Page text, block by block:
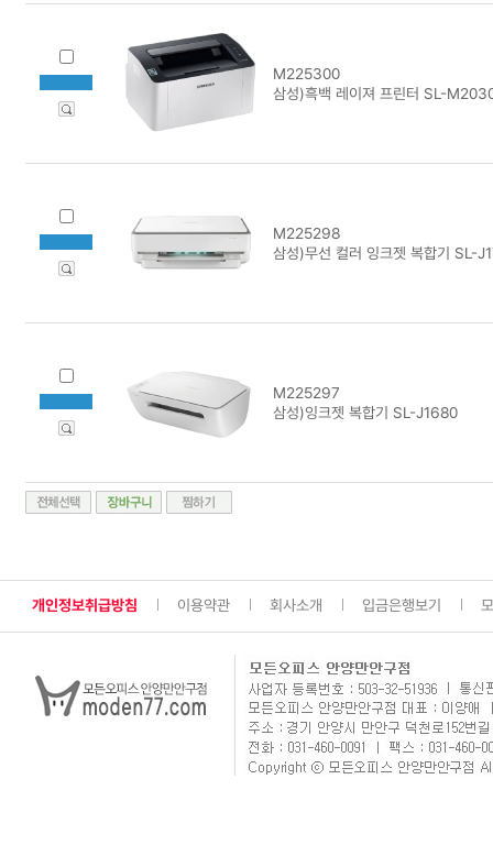
M225300
삼성)흑백 레이져 프린터 SL-
M225298
삼성)무선 컬러 잉크젯 복합기 SL-
M225297
삼성)잉크젯 복합기 SL-J1680
개인정보취급방침 이용약관 회사소개 입금은행보기